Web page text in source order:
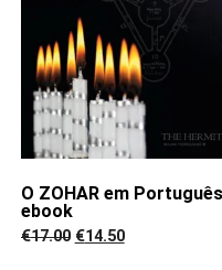
O ZOHAR em Português
ebook
€17.00 Original
€14.50Current